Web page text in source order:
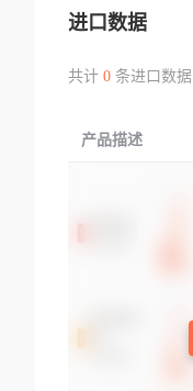
进口数据
共计 0条进口数据
产品描述